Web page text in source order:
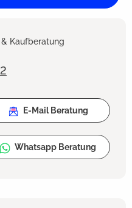
Kaufberatung
E-Mail Beratung
Whatsapp Beratung